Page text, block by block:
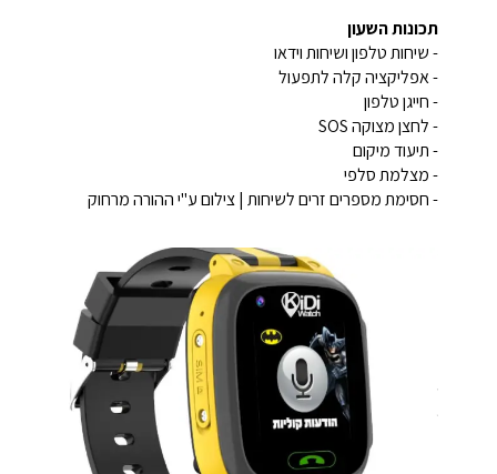
תכונות השעון
- שיחות טלפון ושיחות וידאו
- אפליקציה קלה לתפעול
- חייגן טלפון
- לחצן מצוקהSOS
- תיעוד מיקום
- מצלמת סלפי
- חסימת מספרים זרים לשיחות | צילום ע"י ההורה מרחוק